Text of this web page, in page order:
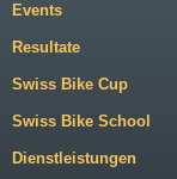
Events
Resultate
Swiss Bike Cup
Swiss Bike School
Dienstleistungen